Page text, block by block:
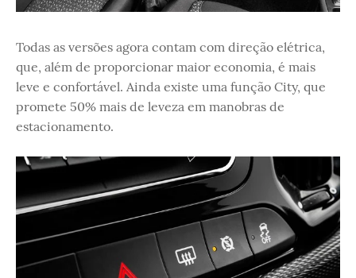
Todas as versões agora contam com direção elétrica,
que, além de proporcionar maior economia, é mais
leve e confortável. Ainda existe uma função City, que
promete 50% mais de leveza em manobras de
estacionamento.